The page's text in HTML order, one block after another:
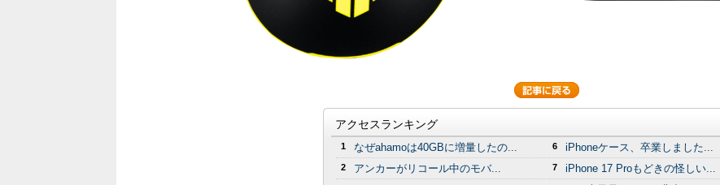
アクセスランキング
1 なぜahamoは40GBに増量したの...
2 アンカーがリコール中のモバ...
6 iPhoneケース、卒業しました...
7 iPhone 17 Proもどきの怪しい...